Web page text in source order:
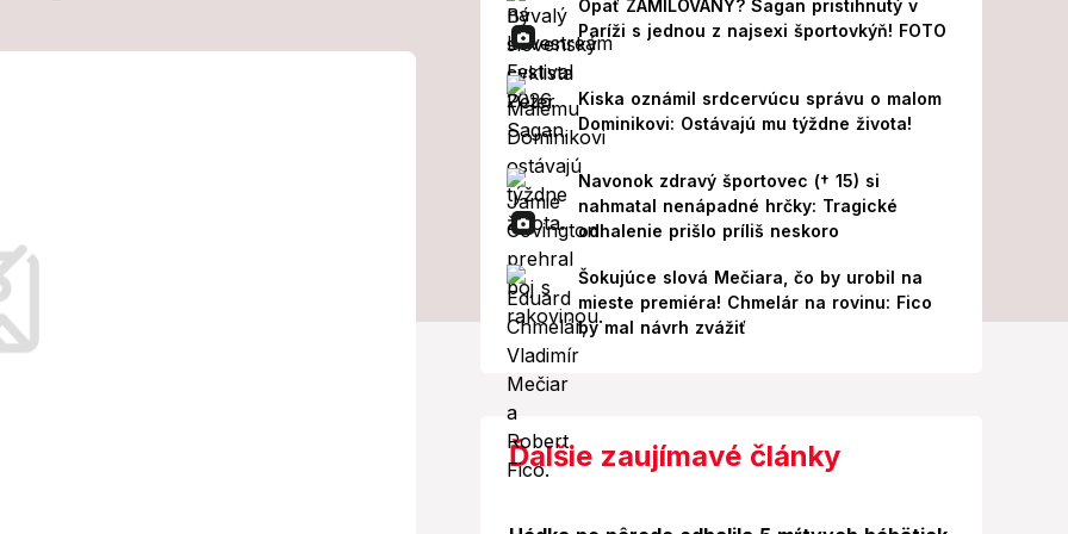
našli
Opäť ZAMILOVANÝ? Sagan pristihnutý v
Paríži s jednou z najsexi športovkýň! FOTO
Kiska oznámil srdcervúcu správu o malom
Dominikovi: Ostávajú mu týždne života!
Navonok zdravý športovec († 15) si
nahmatal nenápadné hrčky: Tragické
odhalenie prišlo príliš neskoro
Šokujúce slová Mečiara, čo by urobil na
mieste premiéra! Chmelár na rovinu: Fico
by mal návrh zvážiť
Ďalšie zaujímavé články